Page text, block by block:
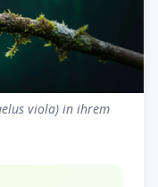
viola) in ihrem